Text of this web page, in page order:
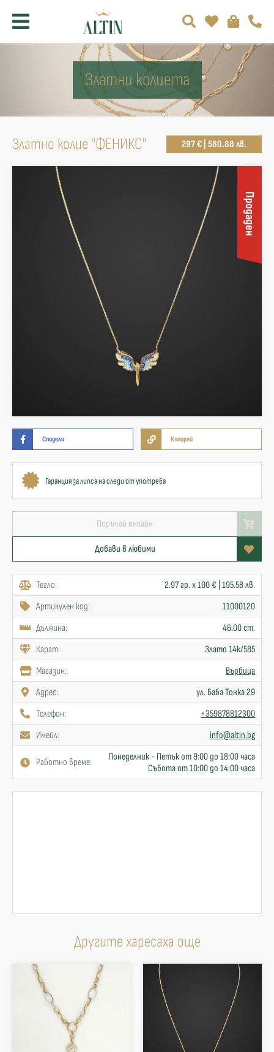
Златни колиета
Златнo колие "ФЕНИКС" 297 € | 580.88 лв.
Продаден
Сподели Копирай
Гаранция за липса на следи от употреба
Поръчай онлайн
Добави в любими
Тегло:
2.97 гр. x 100 € | 195.58 лв.
Артикулен код:
11000120
Дължина:
46.00 cm.
Карат:
Злато 14к/585
Mагазин:
Върбица
Адрес:
ул. Баба Тонка 29
Телефон:
+359878812300
Имейл:
info@altin.bg
Работно време:
Понеделник - Петък от 9:00 до 18:00 часа
Събота от 10:00 до 14:00 часа
Другите харесаха още